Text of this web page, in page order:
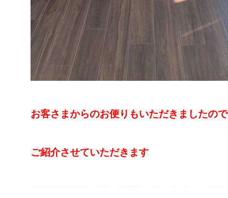
お客さまからのお便りもいただきましたので
ご紹介させていただきます